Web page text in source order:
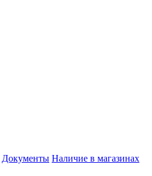
Документы Наличие в магазинах